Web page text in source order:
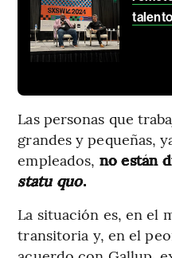
Las personas que
grandes y pequeñas,
empleados, no están
statu quo.
La situación es, en el
transitoria y, en el